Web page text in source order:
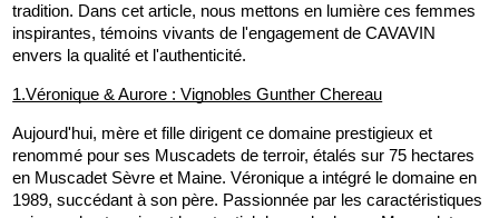
tradition. Dans cet article, nous mettons en lumière ces femmes
inspirantes, témoins vivants de l'engagement de CAVAVIN
envers la qualité et l'authenticité.
1.Véronique & Aurore : Vignobles Gunther Chereau
Aujourd'hui, mère et fille dirigent ce domaine prestigieux et
renommé pour ses Muscadets de terroir, étalés sur 75 hectares
en Muscadet Sèvre et Maine. Véronique a intégré le domaine en
1989, succédant à son père. Passionnée par les caractéristiques